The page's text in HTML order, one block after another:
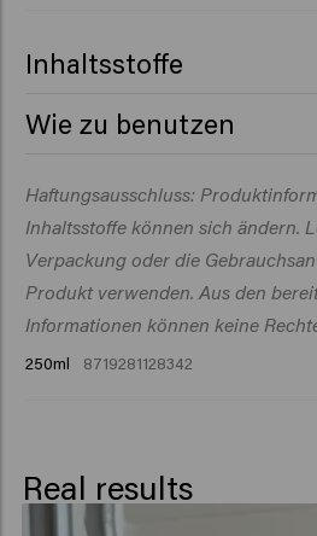
Inhaltsstoffe
Behentrimonium Chloride,
Parfum (Fragrance), Dipropylene
Rice Protein, Isopropyl Alcohol,
40
Hydrolyzed Vegetable Protein,
Protein PG-Propyl Silanetriol,
Caprate, Phenoxyethanol,
Alpha-Isomethyl Ionone,
Peel Oil, Hexyl Cinnamal,
Wie zu benutzen
einmassieren und 3–5 Minuten
Eventuell ein warmes Handtuch
Gründlich ausspülen und mit
Haftungsausschluss:
Inhaltsstoffe können sich ändern.
Verpackung oder die
Produkt verwenden. Aus den
Informationen können keine
250ml 8719281128342
Real results